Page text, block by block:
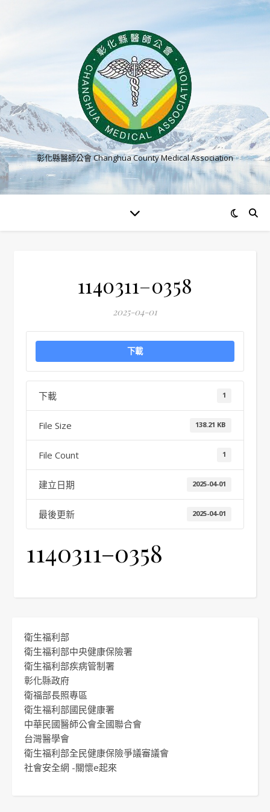
彰化縣醫師公會 Changhua County Medical Association
1140311–0358
2025-04-01
下載
下載 1
File Size 138.21 KB
File Count 1
建立日期 2025-04-01
最後更新 2025-04-01
1140311–0358
衛生福利部
衛生福利部中央健康保險署
衛生福利部疾病管制署
彰化縣政府
衛福部長照專區
衛生福利部國民健康署
中華民國醫師公會全國聯合會
台灣醫學會
衛生福利部全民健康保險爭議審議會
社會安全網 -關懷e起來